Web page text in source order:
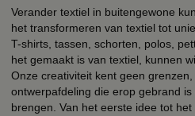
Verander textiel in buitengewone
het transformeren van textiel tot
T-shirts, tassen, schorten, polos,
het gemaakt is van textiel, kunnen
Onze creativiteit kent geen
ontwerpafdeling die erop gebrand
brengen. Van het eerste idee tot